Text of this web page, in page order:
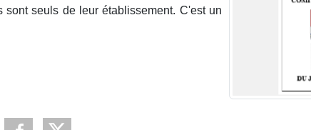
seuls de leur établissement. C'est un